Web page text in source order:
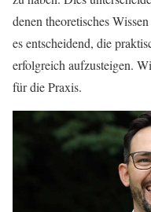
denen theoretisches
es entscheidend, die
erfolgreich aufzusteigen.
für die Praxis.